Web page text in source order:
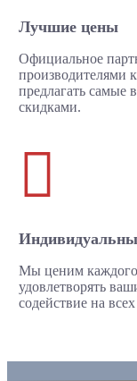
Лучшие цены
Официальное
производителями
предлагать
скидками.

Мы ценим каждого
удовлетворять
содействие на